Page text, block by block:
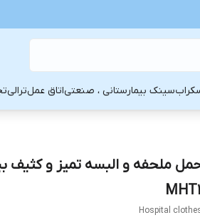
سینک بیمارستانی ، صنعتیاتاق عملترالی
ملحفه و البسه تمیز و کثیف
Hospital